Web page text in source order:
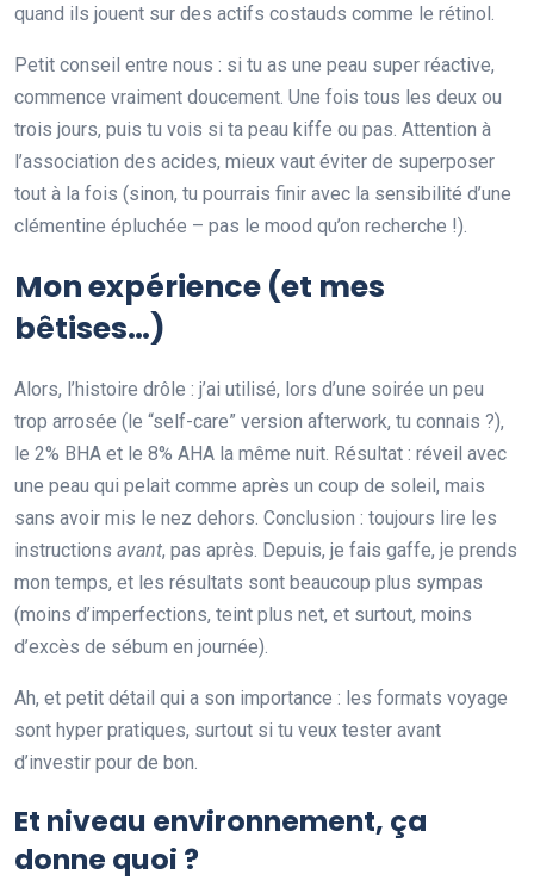
quand ils jouent sur des actifs costauds comme le rétinol.
Petit conseil entre nous : si tu as une peau super réactive,
commence vraiment doucement. Une fois tous les deux ou
trois jours, puis tu vois si ta peau kiffe ou pas. Attention à
l’association des acides, mieux vaut éviter de superposer
tout à la fois (sinon, tu pourrais finir avec la sensibilité d’une
clémentine épluchée – pas le mood qu’on recherche !).
Mon expérience (et mes
bêtises…)
Alors, l’histoire drôle : j’ai utilisé, lors d’une soirée un peu
trop arrosée (le “self-care” version afterwork, tu connais ?),
le 2% BHA et le 8% AHA la même nuit. Résultat : réveil avec
une peau qui pelait comme après un coup de soleil, mais
sans avoir mis le nez dehors. Conclusion : toujours lire les
instructions avant, pas après. Depuis, je fais gaffe, je prends
mon temps, et les résultats sont beaucoup plus sympas
(moins d’imperfections, teint plus net, et surtout, moins
d’excès de sébum en journée).
Ah, et petit détail qui a son importance : les formats voyage
sont hyper pratiques, surtout si tu veux tester avant
d’investir pour de bon.
Et niveau environnement, ça
donne quoi ?